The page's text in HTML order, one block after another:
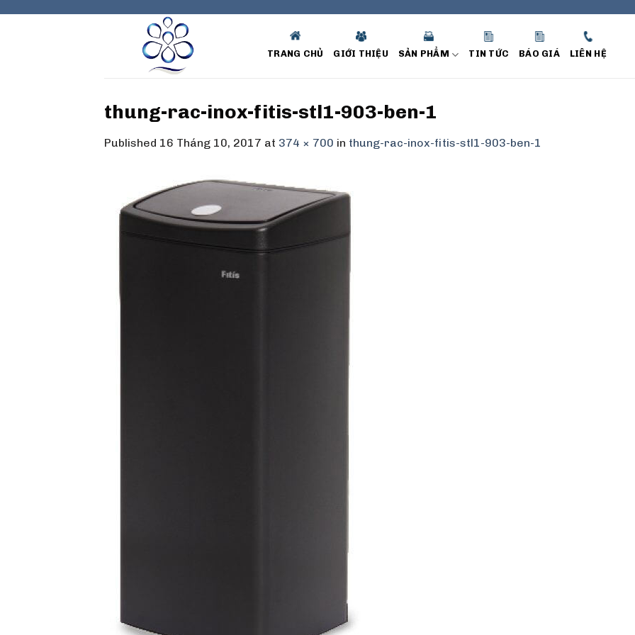
TRANG CHỦ GIỚI THIỆU SẢN PHẨM TIN TỨC BÁO GIÁ LIÊN HỆ
thung-rac-inox-fitis-stl1-903-ben-1
Published 16 Tháng 10, 2017 at 374 × 700 in thung-rac-inox-fitis-stl1-903-ben-1